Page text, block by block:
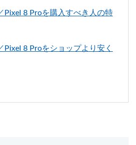
Pixel 8 Proを購入すべき人の特
Pixel 8 Proをショップより安く